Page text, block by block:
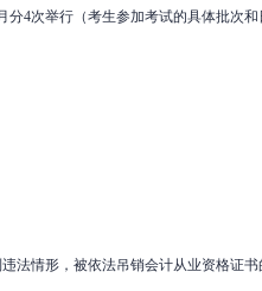
分4次举行（考生参加考试的具体批次
法情形，被依法吊销会计从业资格证